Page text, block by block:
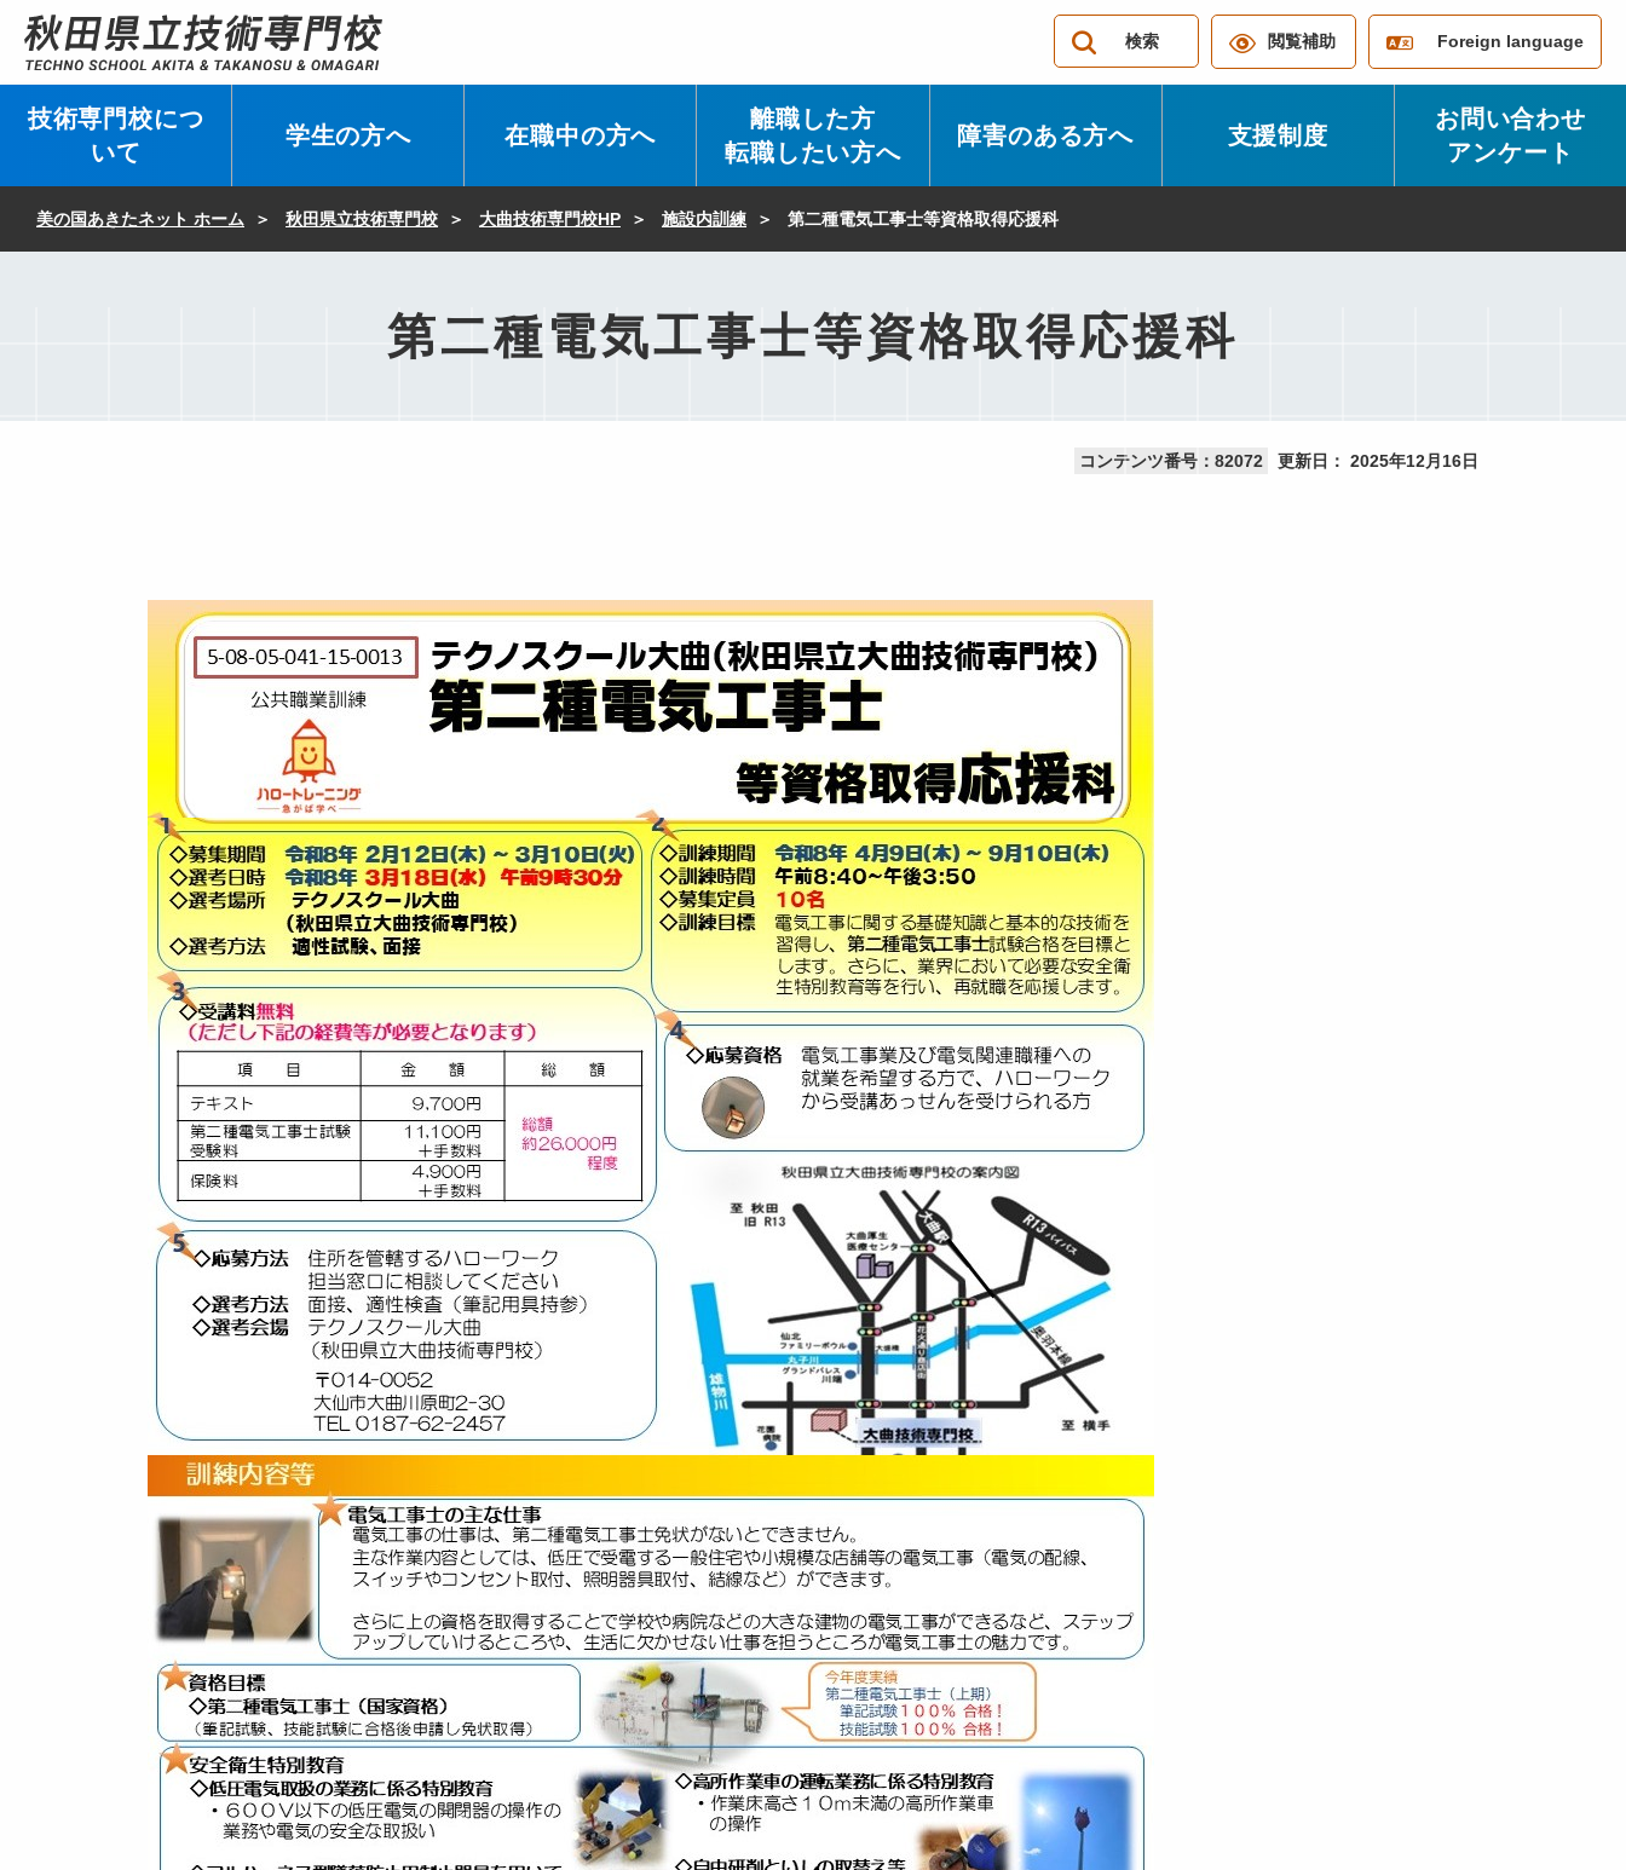
検索 閲覧補助 Foreign language
技術専門校につ
いて
学生の方へ 在職中の方へ
離職した方
転職したい方へ
障害のある方へ 支援制度
お問い合わせ
アンケート
美の国あきたネット ホーム 秋田県立技術専門校 大曲技術専門校HP 施設内訓練 第二種電気工事士等資格取得応援科
第二種電気工事士等資格取得応援科
コンテンツ番号：82072 更新日： 2025年12月16日